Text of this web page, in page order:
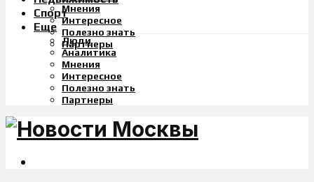
Мнения
Интересное
Полезно знать
Партнеры
Спорт
Еще
Люди
Аналитика
Мнения
Интересное
Полезно знать
Партнеры